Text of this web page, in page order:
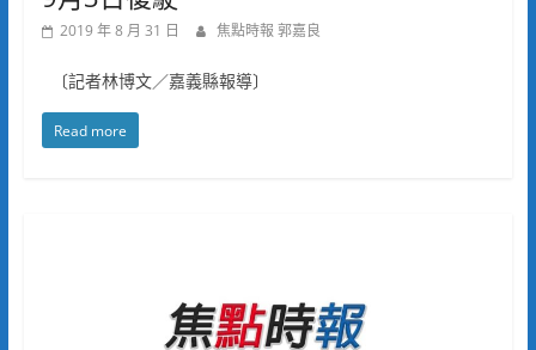
2019 年 8 月 31 日 焦點時報 郭嘉良
〔記者林博文／嘉義縣報導〕
Read more